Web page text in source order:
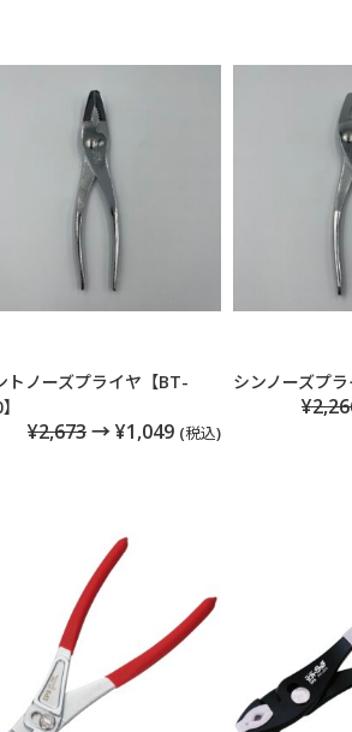
トノーズプライヤ【BT-
¥2,673→ ¥1,049 (税込)
シンノーズプ